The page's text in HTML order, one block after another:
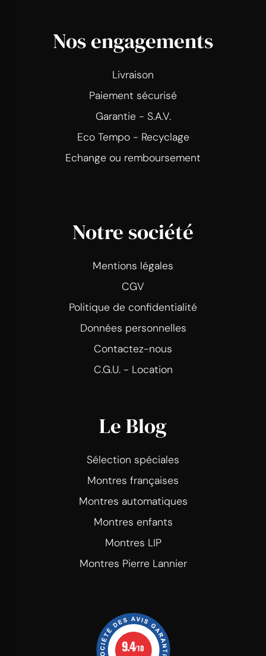
Nos engagements
Livraison
Paiement sécurisé
Garantie - S.A.V.
Eco Tempo - Recyclage
Echange ou remboursement
Notre société
Mentions légales
CGV
Politique de confidentialité
Données personnelles
Contactez-nous
C.G.U. - Location
Le Blog
Sélection spéciales
Montres françaises
Montres automatiques
Montres enfants
Montres LIP
Montres Pierre Lannier
9.4/10